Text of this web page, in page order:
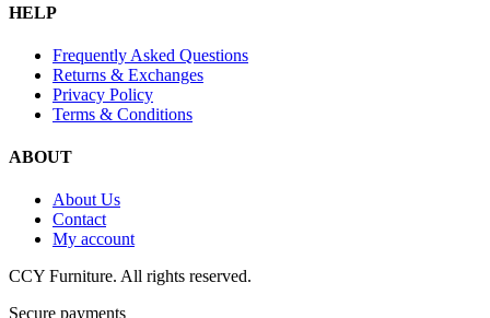
HELP
Frequently Asked Questions
Returns & Exchanges
Privacy Policy
Terms & Conditions
ABOUT
About Us
Contact
My account
CCY Furniture. All rights reserved.
Secure payments